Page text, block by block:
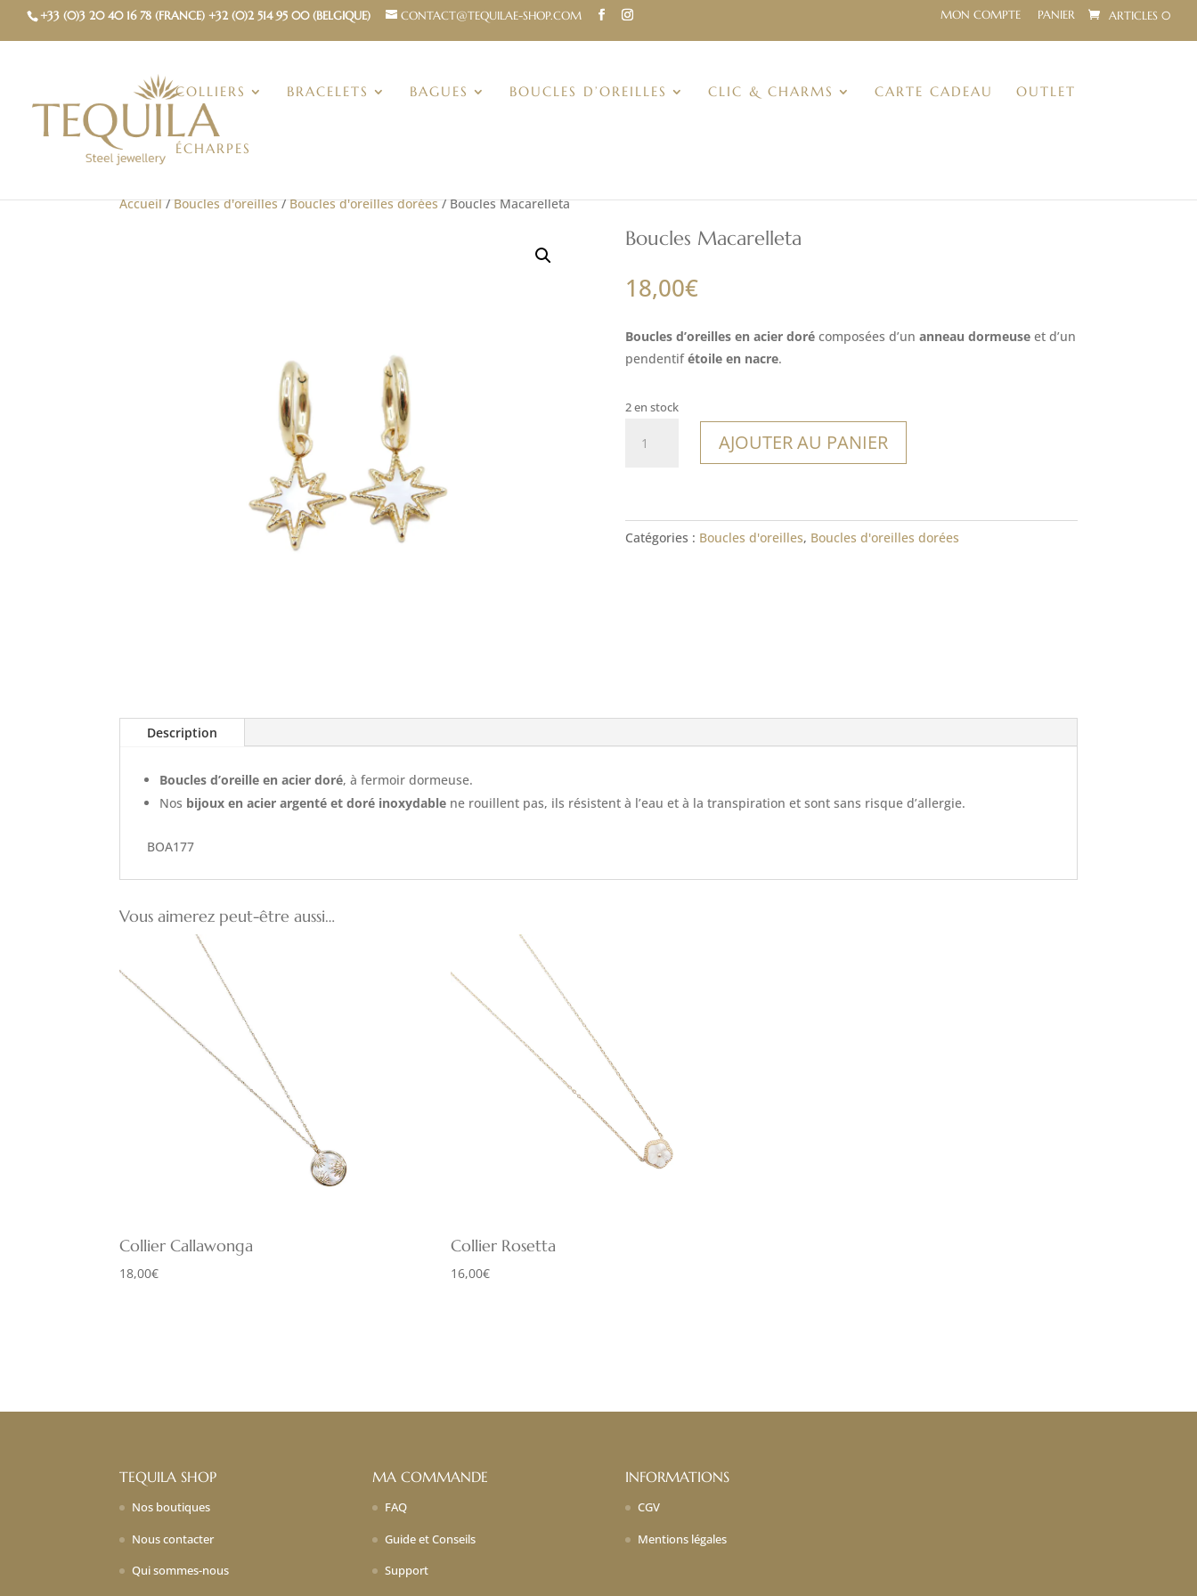
+33 (0)3 20 40 16 78 (FRANCE) +32 (0)2 514 95 00 (BELGIQUE) CONTACT@TEQUILAE-SHOP.COM MON COMPTE PANIER ARTICLES 0
COLLIERS BRACELETS BAGUES BOUCLES D’OREILLES CLIC & CHARMS CARTE CADEAU OUTLET
ÉCHARPES
Accueil/Boucles d'oreilles/Boucles d'oreilles dorées/ Boucles Macarelleta
Boucles Macarelleta
18,00€
Boucles d’oreilles en acier dorécomposées d’un anneau dormeuseet d’un
pendentifétoile en nacre.
2 en stock
AJOUTER AU PANIER
Catégories : Boucles d'oreilles, Boucles d'oreilles dorées
Description
Boucles d’oreille en acier doré, à fermoir dormeuse.
Nos bijoux en acier argenté et doré inoxydable ne rouillent pas, ils résistent à l’eau et à la transpiration et sont sans risque d’allergie.
BOA177
Vous aimerez peut-être aussi…
Collier Callawonga
18,00€
Collier Rosetta
16,00€
TEQUILA SHOP
Nos boutiques
Nous contacter
Qui sommes-nous
MA COMMANDE
FAQ
Guide et Conseils
Support
INFORMATIONS
CGV
Mentions légales